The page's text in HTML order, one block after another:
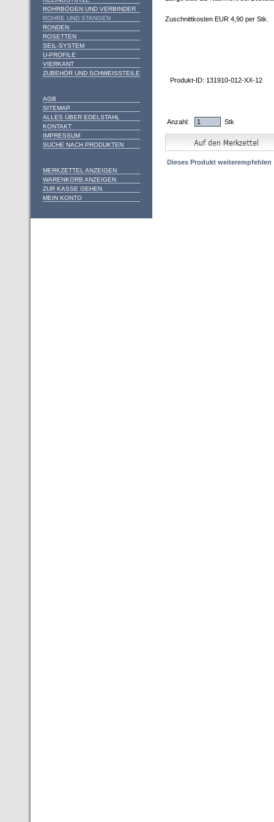
ROHRBÖGEN UND VERBINDER
ROHRE UND STANGEN
RONDEN
ROSETTEN
SEIL-SYSTEM
U-PROFILE
VIERKANT
ZUBEHÖR UND SCHWEISSTEILE
AGB
SITEMAP
ALLES ÜBER EDELSTAHL
KONTAKT
IMPRESSUM
SUCHE NACH PRODUKTEN
MERKZETTEL ANZEIGEN
WARENKORB ANZEIGEN
ZUR KASSE GEHEN
MEIN KONTO
Zuschnittkosten EUR 4,90 per Stk.
Produkt-ID: 131910-012-XX-12
Anzahl: Stk
Dieses Produkt weiterempfehlen